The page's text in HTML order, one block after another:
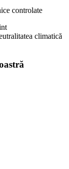
controlate
climatică